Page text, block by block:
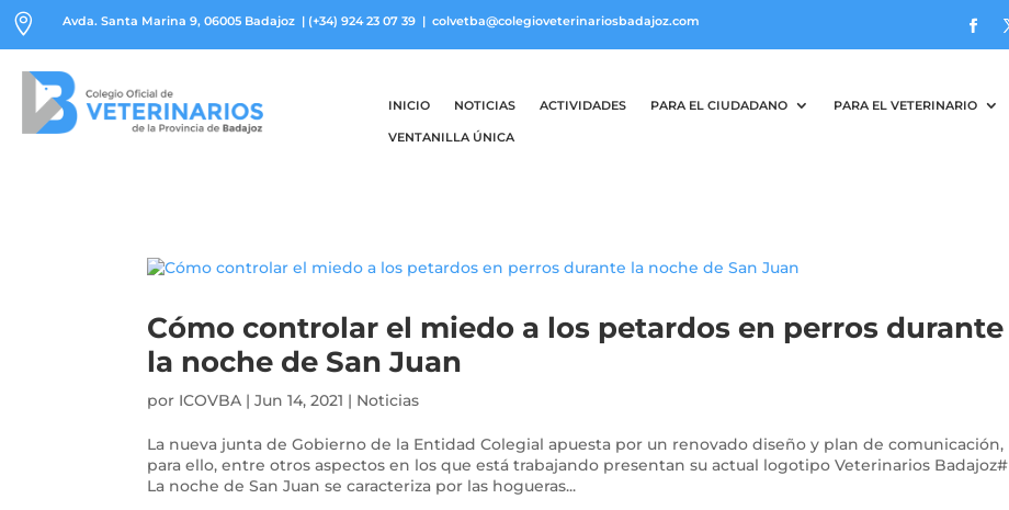
 Avda. Santa Marina 9, 06005 Badajoz | (+34) 924 23 07 39 | colvetba@colegioveterinariosbadajoz.com
INICIO NOTICIAS ACTIVIDADES PARA EL CIUDADANO PARA EL VETERINARIO
VENTANILLA ÚNICA
Cómo controlar el miedo a los petardos en perros durante
la noche de San Juan
por ICOVBA |Jun 14, 2021 | Noticias
La nueva junta de Gobierno de la Entidad Colegial apuesta por un renovado diseño y plan de comunicación,
para ello, entre otros aspectos en los que está trabajando presentan su actual logotipo Veterinarios Badajoz#
La noche de San Juan se caracteriza por las hogueras...